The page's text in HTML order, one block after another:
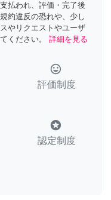
払われ、評価・完了後
約違反の恐れや、少し
やリクエストやユーザ
ください。
詳細を見る
tag_faces
評価制度
stars
認定制度